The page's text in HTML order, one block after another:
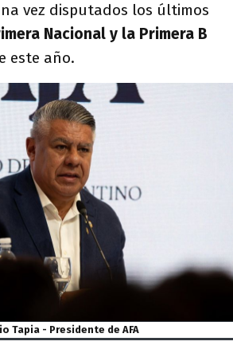
vez disputados los últimos
Nacional y la Primera B
este año.
Tapia - Presidente de AFA